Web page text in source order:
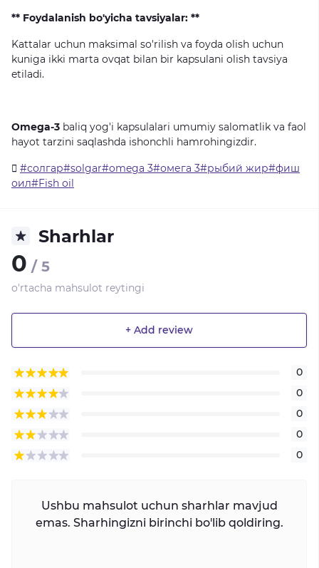
** Foydalanish bo'yicha tavsiyalar: **
Kattalar uchun maksimal so'rilish va foyda olish uchun
kuniga ikki marta ovqat bilan bir kapsulani olish tavsiya
etiladi.
Omega-3 baliq yog'i kapsulalari umumiy salomatlik va faol
hayot tarzini saqlashda ishonchli hamrohingizdir.
#солгар#solgar#omega 3#омега 3#рыбий жир#фиш
оил#Fish oil
Sharhlar
0 / 5
o'rtacha mahsulot reytingi
+ Add review
0
0
0
0
0
Ushbu mahsulot uchun sharhlar mavjud
emas. Sharhingizni birinchi bo'lib qoldiring.